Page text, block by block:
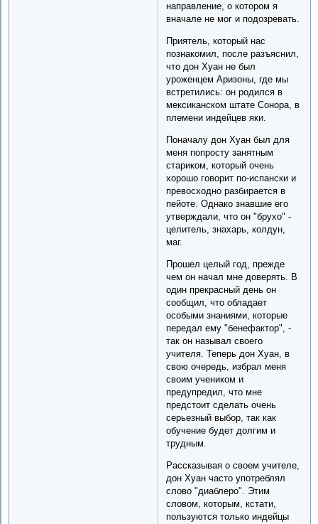
направление, о котором я
вначале не мог и подозревать.
Приятель, который нас
познакомил, после разъяснил,
что дон Хуан не был
уроженцем Аризоны, где мы
встретились: он родился в
мексиканском штате Сонора, в
племени индейцев яки.
Поначалу дон Хуан был для
меня попросту занятным
стариком, который очень
хорошо говорит по-испански и
превосходно разбирается в
пейоте. Однако знавшие его
утверждали, что он "брухо" -
целитель, знахарь, колдун,
маг.
Прошел целый год, прежде
чем он начал мне доверять. В
один прекрасный день он
сообщил, что обладает
особыми знаниями, которые
передал ему "бенефактор", -
так он называл своего
учителя. Теперь дон Хуан, в
свою очередь, избрал меня
своим учеником и
предупредил, что мне
предстоит сделать очень
серьезный выбор, так как
обучение будет долгим и
трудным.
Рассказывая о своем учителе,
дон Хуан часто употреблял
слово "диаблеро". Этим
словом, которым, кстати,
пользуются только индейцы